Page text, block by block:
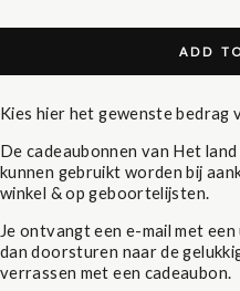
ADD
Kies hier het gewenste bedrag
De cadeaubonnen van Het
kunnen gebruikt worden bij
winkel & op geboortelijsten.
Je ontvangt een e-mail met
dan doorsturen naar de
verrassen met een cadeaubon.